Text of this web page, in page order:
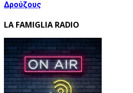
Δρούζους
LA FAMIGLIA RADIO